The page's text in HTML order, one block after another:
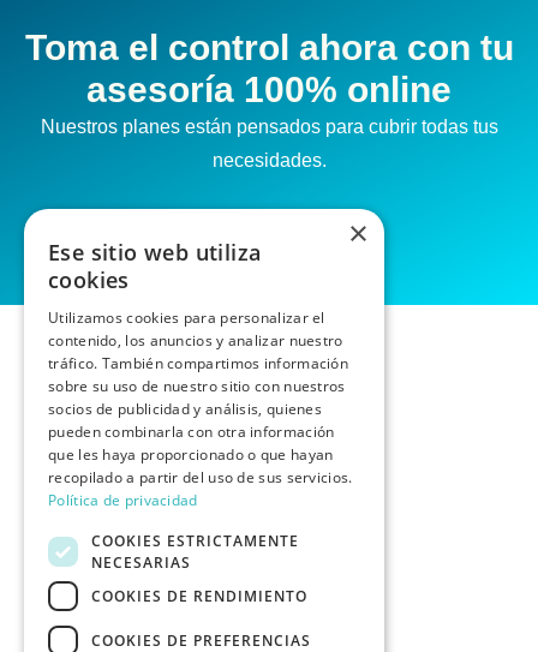
Toma el control ahora con tu
asesoría 100% online
Nuestros planes están pensados para cubrir todas tus
necesidades.
×
Ese sitio web utiliza
cookies
Utilizamos cookies para personalizar el
contenido, los anuncios y analizar nuestro
tráfico. También compartimos información
sobre su uso de nuestro sitio con nuestros
socios de publicidad y análisis, quienes
pueden combinarla con otra información
que les haya proporcionado o que hayan
recopilado a partir del uso de sus servicios.
Política de privacidad
COOKIES ESTRICTAMENTE
NECESARIAS
COOKIES DE RENDIMIENTO
COOKIES DE PREFERENCIAS